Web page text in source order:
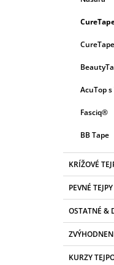
AcuTop
Fasciq®
BB Tape
KRÍŽOVÉ
PEVNÉ TEJPY
OSTATNÉ &
KURZY